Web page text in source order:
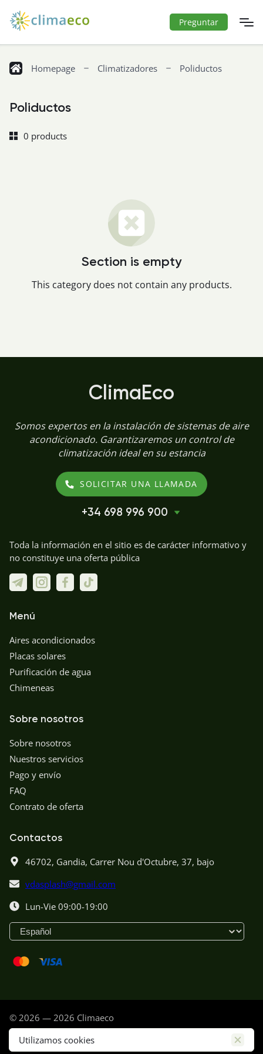
Preguntar
Homepage Climatizadores Poliductos
Poliductos
0 products
Section is empty
This category does not contain any products.
ClimaEco
Somos expertos en la instalación de sistemas de aire
acondicionado. Garantizaremos un control de
climatización ideal en su estancia
SOLICITAR UNA LLAMADA
+34 698 996 900
Toda la información en el sitio es de carácter informativo y
no constituye una oferta pública
Menú
Aires acondicionados
Placas solares
Purificación de agua
Chimeneas
Sobre nosotros
Sobre nosotros
Nuestros servicios
Pago y envío
FAQ
Contrato de oferta
Contactos
46702, Gandia, Carrer Nou d'Octubre, 37, bajo
vdasplash@gmail.com
Lun-Vie 09:00-19:00
© 2026 — 2026 Climaeco
Política de privacidad
Utilizamos cookies